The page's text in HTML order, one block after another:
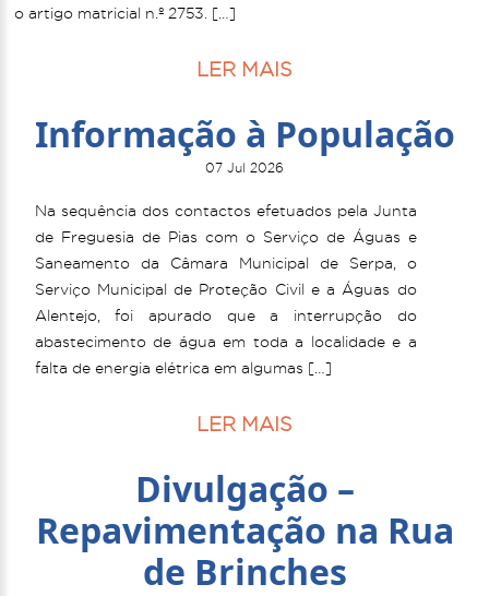
o artigo matricial n.º 2753. […]
LER MAIS
Informação à População
07 Jul 2026
Na sequência dos contactos efetuados pela Junta
de Freguesia de Pias com o Serviço de Águas e
Saneamento da Câmara Municipal de Serpa, o
Serviço Municipal de Proteção Civil e a Águas do
Alentejo, foi apurado que a interrupção do
abastecimento de água em toda a localidade e a
falta de energia elétrica em algumas […]
LER MAIS
Divulgação –
Repavimentação na Rua
de Brinches